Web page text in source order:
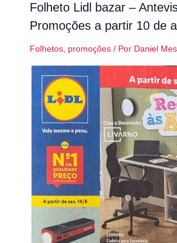
Folheto Lidl bazar –
Promoções a partir 10 de
Folhetos, promoções/ Por Daniel